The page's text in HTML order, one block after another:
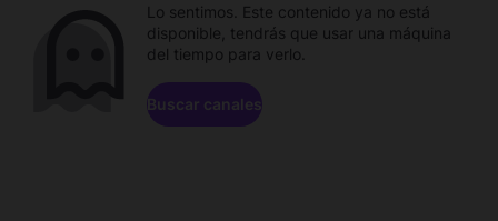
Lo sentimos. Este contenido ya no está
disponible, tendrás que usar una máquina
del tiempo para verlo.
Buscar canales